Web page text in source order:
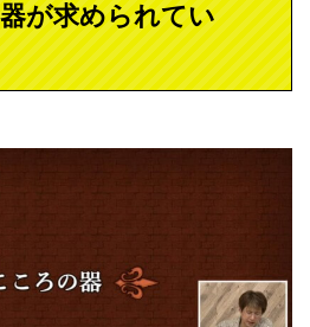
が求められてい